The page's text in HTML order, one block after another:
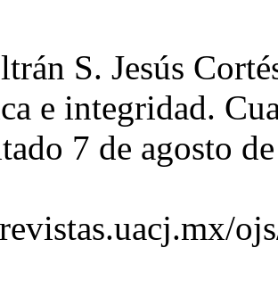
S. Jesús
e integridad.
7 de agosto